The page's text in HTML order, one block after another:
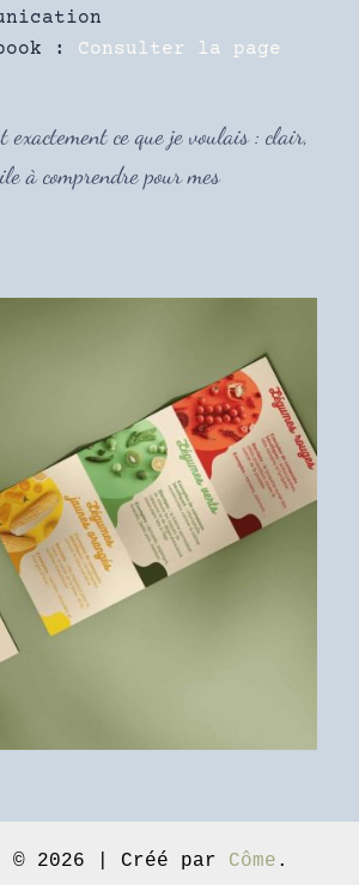
: Consulter la page
exactement ce que je voulais : clair,
à comprendre pour mes
© 2026 | Créé par Côme .